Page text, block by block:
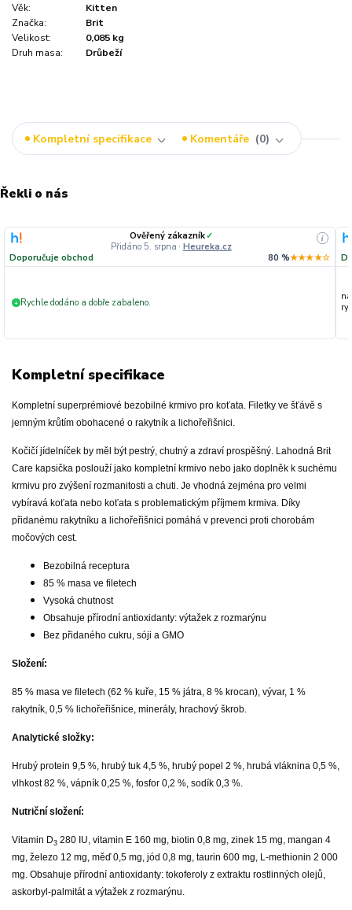
Věk:
Kitten
Značka:
Brit
Velikost:
0,085 kg
Druh masa:
Drůbeží
Kompletní specifikace Komentáře 0
Řekli o nás
Ověřený zákazník✓
Přidáno 5. srpna · Heureka.cz
i
Doporučuje obchod 80 %★★★★☆
+ Rychle dodáno a dobře zabaleno.
Kompletní specifikace
Kompletní superprémiové bezobilné krmivo pro koťata. Filetky ve šťávě s
jemným krůtím obohacené o rakytník a lichořeřišnici.
Kočičí jídelníček by měl být pestrý, chutný a zdraví prospěšný. Lahodná Brit
Care kapsička poslouží jako kompletní krmivo nebo jako doplněk k suchému
krmivu pro zvýšení rozmanitosti a chuti. Je vhodná zejména pro velmi
vybíravá koťata nebo koťata s problematickým příjmem krmiva. Díky
přidanému rakytníku a lichořeřišnici pomáhá v prevenci proti chorobám
močových cest.
Bezobilná receptura
85 % masa ve filetech
Vysoká chutnost
Obsahuje přírodní antioxidanty: výtažek z rozmarýnu
Bez přidaného cukru, sóji a GMO
Složení:
85 % masa ve filetech (62 % kuře, 15 % játra, 8 % krocan), vývar, 1 %
rakytník, 0,5 % lichořeřišnice, minerály, hrachový škrob.
Analytické složky:
Hrubý protein 9,5 %, hrubý tuk 4,5 %, hrubý popel 2 %, hrubá vláknina 0,5 %,
vlhkost 82 %, vápník 0,25 %, fosfor 0,2 %, sodík 0,3 %.
Nutriční složení:
Vitamin D3 280 IU, vitamin E 160 mg, biotin 0,8 mg, zinek 15 mg, mangan 4
mg, železo 12 mg, měď 0,5 mg, jód 0,8 mg, taurin 600 mg, L-methionin 2 000
mg. Obsahuje přírodní antioxidanty: tokoferoly z extraktu rostlinných olejů,
askorbyl-palmitát a výtažek z rozmarýnu.